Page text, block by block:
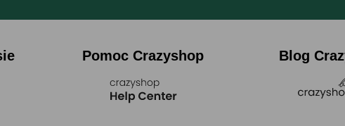
Pomoc Crazyshop Blog